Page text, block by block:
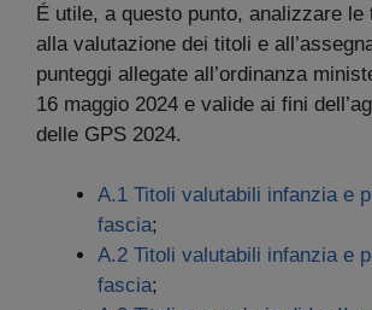
É utile, a questo punto, analizzare le
alla valutazione dei titoli e
punteggi allegate all’ordinanza
16 maggio 2024 e valide ai fini
delle GPS 2024.
A.1 Titoli valutabili infanzia e
fascia;
A.2 Titoli valutabili infanzia e
fascia;